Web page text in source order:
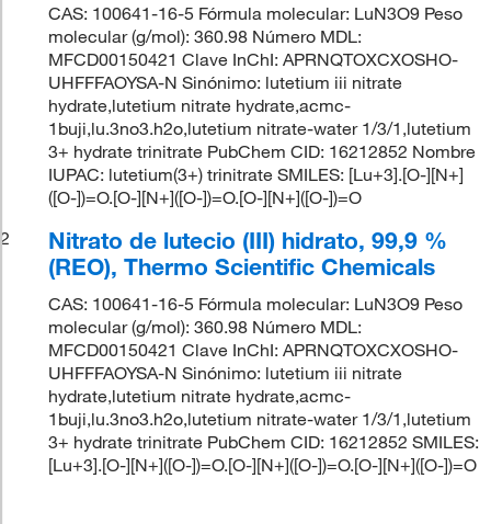
CAS: 100641-16-5 Fórmula molecular: LuN3O9 Peso
molecular (g/mol): 360.98 Número MDL:
MFCD00150421 Clave InChI: APRNQTOXCXOSHO-
UHFFFAOYSA-N Sinónimo: lutetium iii nitrate
hydrate,lutetium nitrate hydrate,acmc-
1buji,lu.3no3.h2o,lutetium nitrate-water 1/3/1,lutetium
3+ hydrate trinitrate PubChem CID: 16212852 Nombre
IUPAC: lutetium(3+) trinitrate SMILES: [Lu+3].[O-][N+]
([O-])=O.[O-][N+]([O-])=O.[O-][N+]([O-])=O
2
Nitrato de lutecio (III) hidrato, 99,9 %
(REO), Thermo Scientific Chemicals
CAS: 100641-16-5 Fórmula molecular: LuN3O9 Peso
molecular (g/mol): 360.98 Número MDL:
MFCD00150421 Clave InChI: APRNQTOXCXOSHO-
UHFFFAOYSA-N Sinónimo: lutetium iii nitrate
hydrate,lutetium nitrate hydrate,acmc-
1buji,lu.3no3.h2o,lutetium nitrate-water 1/3/1,lutetium
3+ hydrate trinitrate PubChem CID: 16212852 SMILES:
[Lu+3].[O-][N+]([O-])=O.[O-][N+]([O-])=O.[O-][N+]([O-])=O